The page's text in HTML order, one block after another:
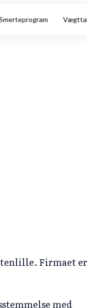
Firmaet er
med